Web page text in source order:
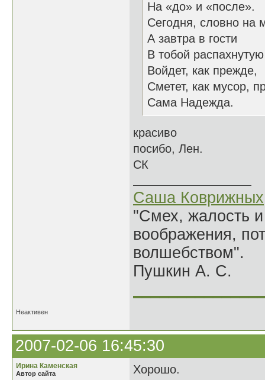
На «до» и «после».
Сегодня, словно на
А завтра в гости
В тобой
Войдет, как прежде,
Сметет, как мусор,
Сама Надежда.
красиво
посибо, Лен.
СК
Саша Коврижных
"Смех, жалость
воображения,
волшебством".
Пушкин А. С.
Неактивен
2007-02-06 16:45:30
Ирина Каменская
Автор сайта
Хорошо.